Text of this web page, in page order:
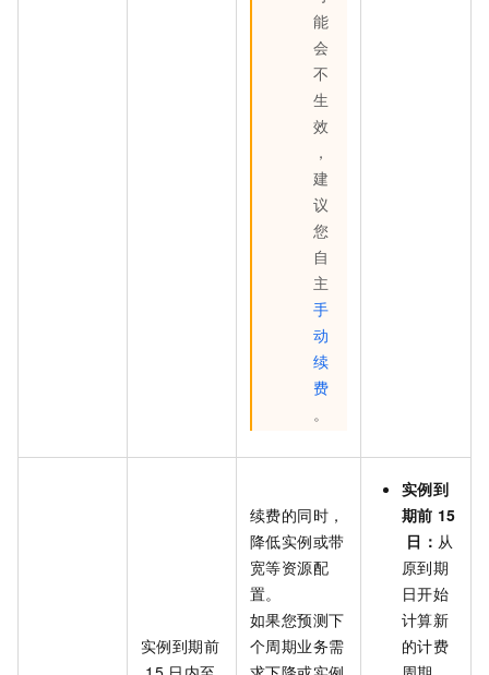
能
会
不
生
效
，
建
议
您
自
主
手
动
续
费
。
实例到期前
续费的同时，
降低实例或带
宽等资源配
置。
如果您预测下
个周期业务需
实例到
期前 15
日： 从
原到期
日开始
计算新
的计费